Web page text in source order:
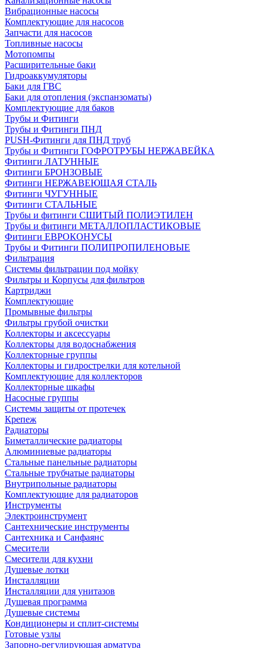
Вибрационные насосы
Комплектующие для насосов
Запчасти для насосов
Топливные насосы
Мотопомпы
Расширительные баки
Гидроаккумуляторы
Баки для ГВС
Баки для отопления (экспанзоматы)
Комплектующие для баков
Трубы и Фитинги
Трубы и Фитинги ПНД
PUSH-Фитинги для ПНД труб
Трубы и Фитинги ГОФРОТРУБЫ НЕРЖАВЕЙКА
Фитинги ЛАТУННЫЕ
Фитинги БРОНЗОВЫЕ
Фитинги НЕРЖАВЕЮЩАЯ СТАЛЬ
Фитинги ЧУГУННЫЕ
Фитинги СТАЛЬНЫЕ
Трубы и фитинги СШИТЫЙ ПОЛИЭТИЛЕН
Трубы и фитинги МЕТАЛЛОПЛАСТИКОВЫЕ
Фитинги ЕВРОКОНУСЫ
Трубы и Фитинги ПОЛИПРОПИЛЕНОВЫЕ
Фильтрация
Системы фильтрации под мойку
Фильтры и Корпусы для фильтров
Картриджи
Комплектующие
Промывные фильтры
Фильтры грубой очистки
Коллекторы и аксессуары
Коллекторы для водоснабжения
Коллекторные группы
Коллекторы и гидрострелки для котельной
Комплектующие для коллекторов
Коллекторные шкафы
Насосные группы
Системы защиты от протечек
Крепеж
Радиаторы
Биметаллические радиаторы
Алюминиевые радиаторы
Стальные панельные радиаторы
Стальные трубчатые радиаторы
Внутрипольные радиаторы
Комплектующие для радиаторов
Инструменты
Электроинструмент
Сантехнические инструменты
Сантехника и Санфаянс
Смесители
Смесители для кухни
Душевые лотки
Инсталляции
Инсталляции для унитазов
Душевая программа
Душевые системы
Кондиционеры и сплит-системы
Готовые узлы
Запорно-регулирующая арматура